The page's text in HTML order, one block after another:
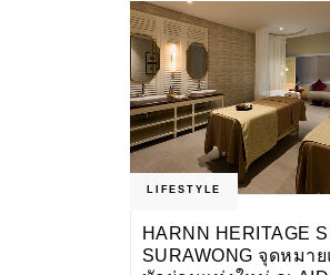
LIFESTYLE
HARNN HERITAGE
SURAWONG จุดหมา